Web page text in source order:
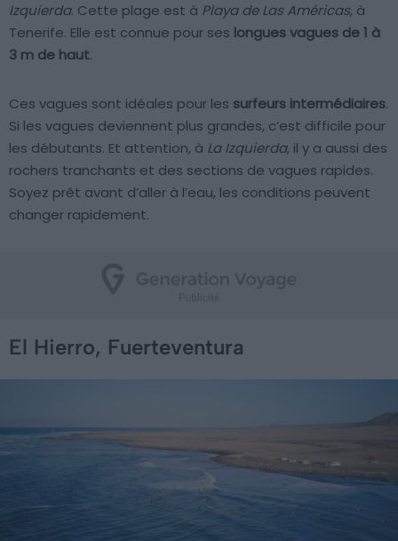
Izquierda. Cette plage est à Playa de Las Américas, à
Tenerife. Elle est connue pour ses longues vagues de 1 à
3 m de haut.
Ces vagues sont idéales pour les surfeurs intermédiaires.
Si les vagues deviennent plus grandes, c’est difficile pour
les débutants. Et attention, à La Izquierda, il y a aussi des
rochers tranchants et des sections de vagues rapides.
Soyez prêt avant d’aller à l’eau, les conditions peuvent
changer rapidement.
El Hierro, Fuerteventura